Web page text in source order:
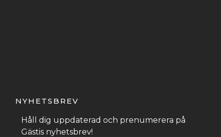
NYHETSBREV
Håll dig uppdaterad och prenumerera på
Gästis nyhetsbrev!